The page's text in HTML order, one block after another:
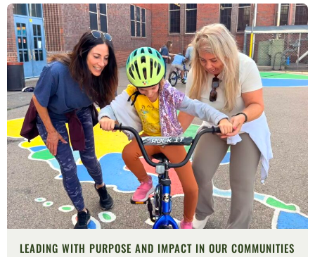
LEADING WITH PURPOSE AND IMPACT IN OUR COMMUNITIES